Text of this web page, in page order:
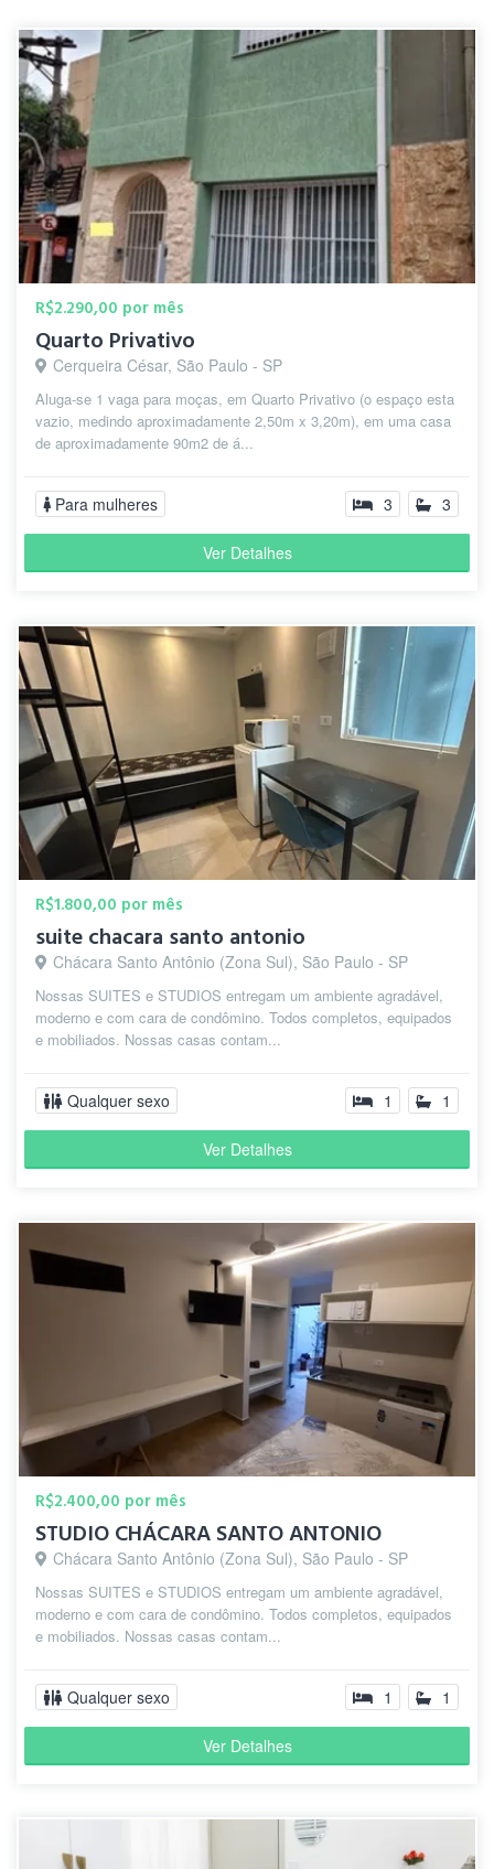
R$2.290,00 por mês
Quarto Privativo
Cerqueira César, São Paulo - SP
Aluga-se 1 vaga para moças, em Quarto Privativo (o espaço esta
vazio, medindo aproximadamente 2,50m x 3,20m), em uma casa
de aproximadamente 90m2 de á...
Para mulheres 3 3
Ver Detalhes
R$1.800,00 por mês
suite chacara santo antonio
Chácara Santo Antônio (Zona Sul), São Paulo - SP
Nossas SUITES e STUDIOS entregam um ambiente agradável,
moderno e com cara de condômino. Todos completos, equipados
e mobiliados. Nossas casas contam...
Qualquer sexo 1 1
Ver Detalhes
R$2.400,00 por mês
STUDIO CHÁCARA SANTO ANTONIO
Chácara Santo Antônio (Zona Sul), São Paulo - SP
Nossas SUITES e STUDIOS entregam um ambiente agradável,
moderno e com cara de condômino. Todos completos, equipados
e mobiliados. Nossas casas contam...
Qualquer sexo 1 1
Ver Detalhes